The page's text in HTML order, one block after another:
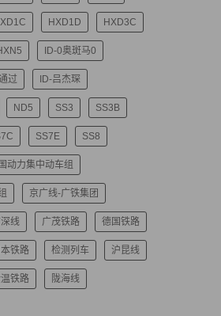
HXD1D HXD3C
ID-0奥斑马0
过 ID-吕杰琛
ND5 SS3 SS3B
SS7E SS8
动力集中动车组
京广线-广铁集团
线 广茂铁路 德国铁路
本铁路 检测列车 沪昆线
铁路 陇海线